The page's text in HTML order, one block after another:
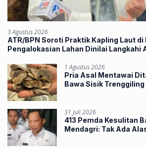
3 Agustus 2026
ATR/BPN Soroti Praktik Kapling Laut di
Pengalokasian Lahan Dinilai Langkahi
1 Agustus 2026
Pria Asal Mentawai
Bawa Sisik Trenggiling
31 Juli 2026
413 Pemda Kesulitan
Mendagri: Tak Ada